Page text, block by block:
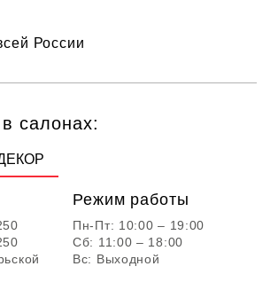
России
салонах:
Режим работы
Пн-Пт: 10:00 – 19:00
Сб: 11:00 – 18:00
Вс: Выходной